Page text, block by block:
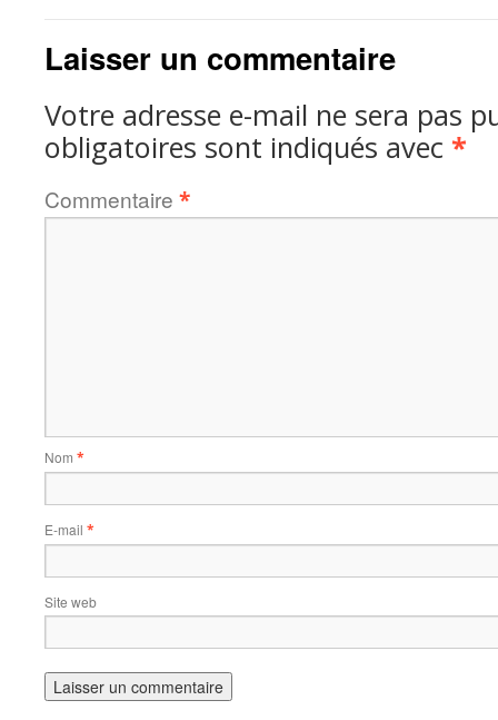
Laisser un commentaire
Votre adresse e-mail ne sera pas
obligatoires sont indiqués avec *
Commentaire *
Nom *
E-mail *
Site web